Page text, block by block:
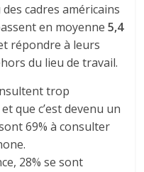
cadres américains
en moyenne5,4
répondre à leurs
du lieu de travail.
trop
que c’est devenu un
69% à consulter
28% se sont